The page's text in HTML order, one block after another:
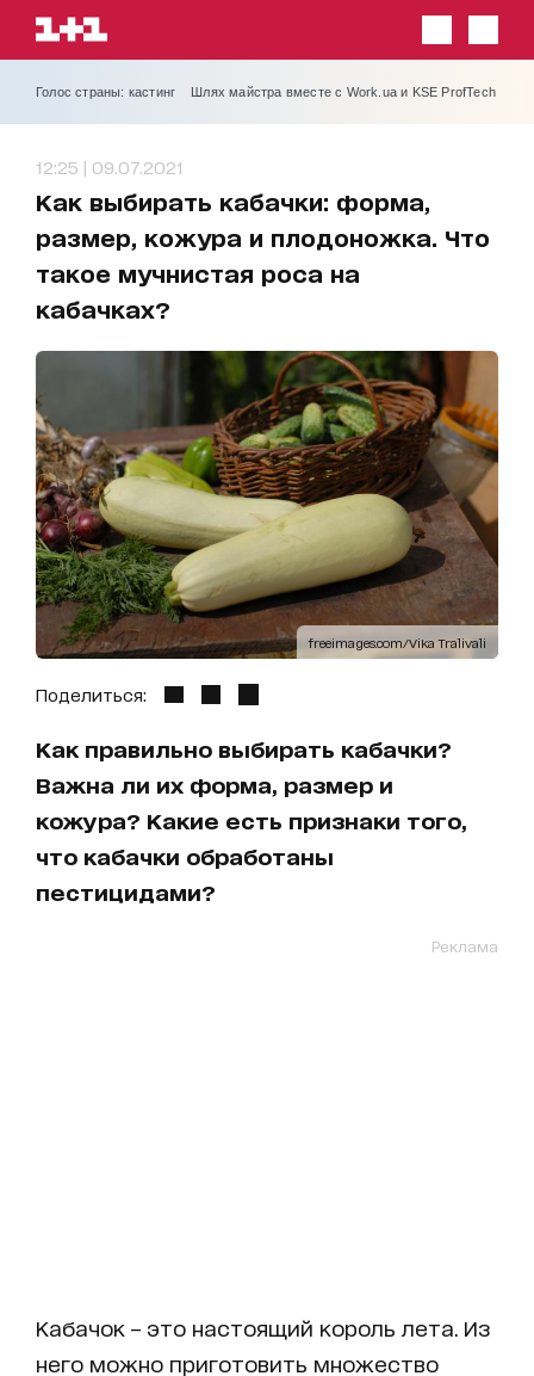
Голос страны: кастинг Шлях майстра вместе с Work.ua и KSE ProfTech
12:25 | 09.07.2021
Как выбирать кабачки: форма,
размер, кожура и плодоножка. Что
такое мучнистая роса на
кабачках?
freeimages.com/Vika Tralivali
Поделиться:
Как правильно выбирать кабачки?
Важна ли их форма, размер и
кожура? Какие есть признаки того,
что кабачки обработаны
пестицидами?
Реклама
Кабачок – это настоящий король лета. Из
него можно приготовить множество